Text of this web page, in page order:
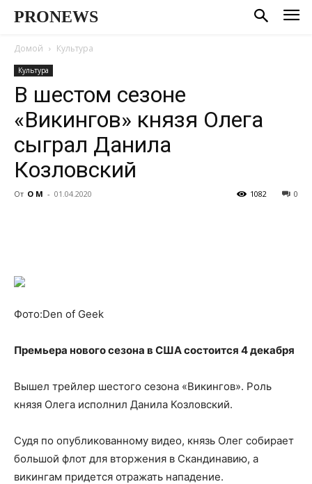
PRONEWS
Домой Культура
Культура
В шестом сезоне
«Викингов» князя Олега
сыграл Данила
Козловский
От О М - 01.04.2020 0
1082
Фото:Den of Geek
Премьера нового сезона в США состоится 4 декабря
Вышел трейлер шестого сезона «Викингов». Роль
князя Олега исполнил Данила Козловский.
Судя по опубликованному видео, князь Олег собирает
большой флот для вторжения в Скандинавию, а
викингам придется отражать нападение.